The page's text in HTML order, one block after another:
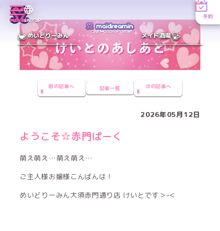
MENUEN／JP
予約
めいどりーみん メイド酒場
前の記事へ 記事一覧 次の記事へ
2026年05月12日
ようこそ☆赤門ぱーく
萌え萌え…萌え萌え…
ご主人様お嬢様こんばんは！
めいどりーみん大須赤門通り店 けいとです＞ᵕ＜